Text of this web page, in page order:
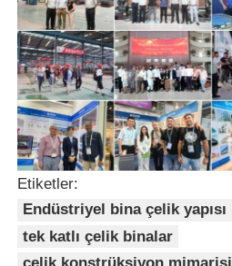
Etiketler:
Endüstriyel bina çelik yapısı
tek katlı çelik binalar